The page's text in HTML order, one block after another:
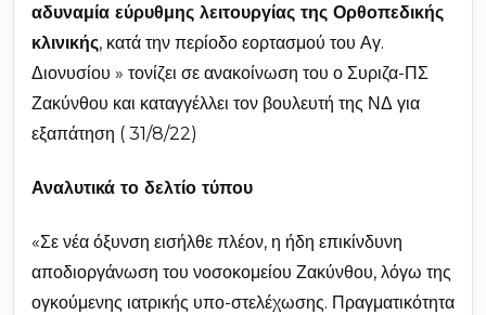
αδυναμία εύρυθμης λειτουργίας της Ορθοπεδικής
κλινικής, κατά την περίοδο εορτασμού του Αγ.
Διονυσίου » τονίζει σε ανακοίνωση του ο Συριζα-ΠΣ
Ζακύνθου και καταγγέλλει τον βουλευτή της ΝΔ για
εξαπάτηση ( 31/8/22)
Αναλυτικά το δελτίο τύπου
«Σε νέα όξυνση εισήλθε πλέον, η ήδη επικίνδυνη
αποδιοργάνωση του νοσοκομείου Ζακύνθου, λόγω της
ογκούμενης ιατρικής υπο-στελέχωσης. Πραγματικότητα